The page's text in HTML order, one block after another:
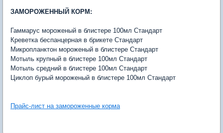
ЗАМОРОЖЕННЫЙ КОРМ:
Гаммарус мороженый в блистере 100мл Стандарт
Креветка беспанцерная в брикете Стандарт
Микропланктон мороженый в блистере Стандарт
Мотыль крупный в блистере 100мл Стандарт
Мотыль средний в блистере 100мл Стандарт
Циклоп бурый мороженый в блистере 100мл Стандарт
Прайс-лист на замороженные корма